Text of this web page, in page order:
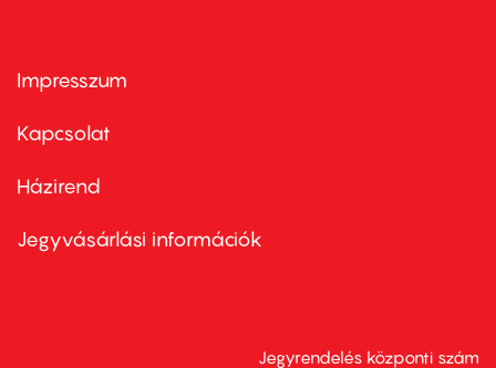
Footer
first
Impresszum
Kapcsolat
Footer
second
Házirend
Jegyvásárlási információk
Jegyrendelés központi szám